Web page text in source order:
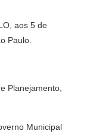
aos 5 de
Paulo.
Planejamento,
Municipal